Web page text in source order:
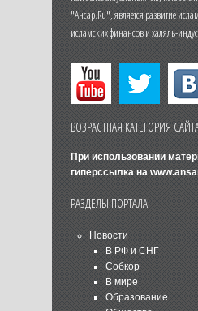
"Ансар.Ru", является развитие
исламских финансов и халяль-
ВОЗРАСТНАЯ КАТЕГОРИЯ
При использовании
гиперссылка на
РАЗДЕЛЫ ПОРТАЛА
Новости
В РФ и СНГ
Собкор
В мире
Образование